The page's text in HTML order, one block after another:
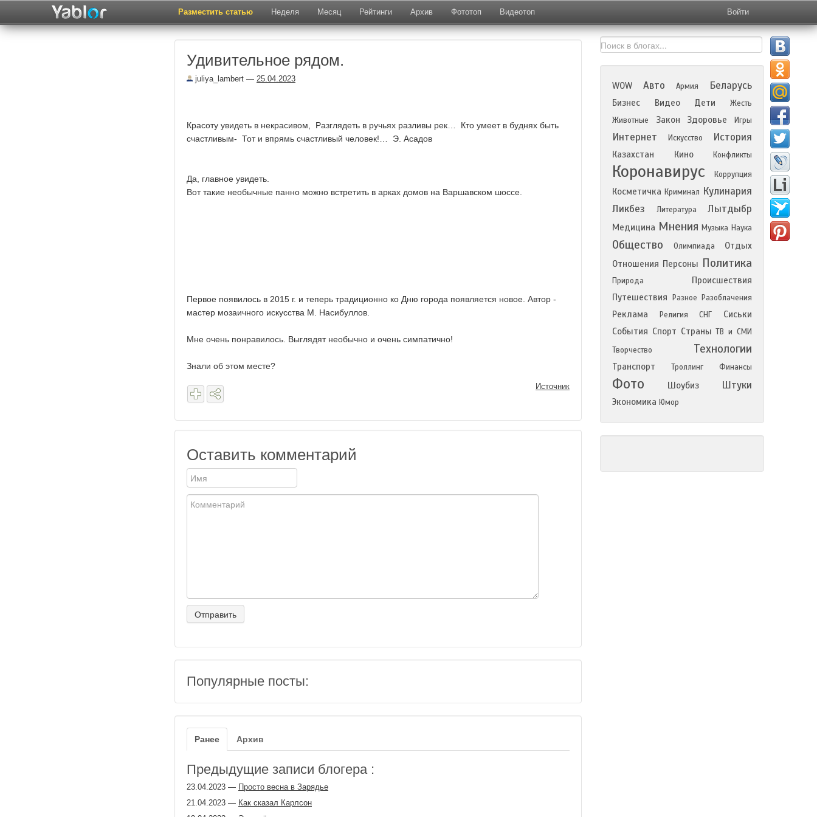
Разместить статью Неделя Месяц Рейтинги Архив Фототоп Видеотоп Войти
Удивительное рядом.
juliya_lambert — 25.04.2023
Красоту увидеть в некрасивом, Разглядеть в ручьях разливы рек… Кто умеет в буднях быть
счастливым- Тот и впрямь счастливый человек!… Э. Асадов
Да, главное увидеть.
Вот такие необычные панно можно встретить в арках домов на Варшавском шоссе.
Первое появилось в 2015 г. и теперь традиционно ко Дню города появляется новое. Автор -
мастер мозаичного искусства М. Насибуллов.
Мне очень понравилось. Выглядят необычно и очень симпатично!
Знали об этом месте?
Источник
Оставить комментарий
Популярные посты:
Ранее Архив
Предыдущие записи блогера :
23.04.2023 — Просто весна в Зарядье
21.04.2023 — Как сказал Карлсон
WOW Авто Армия Беларусь
Бизнес Видео Дети
Жесть
Животные
Закон Здоровье Игры
Интернет Искусство История
Казахстан Кино Конфликты
Коронавирус Коррупция
Косметичка Криминал Кулинария
Ликбез
Литература Лытдыбр
Медицина Мнения Музыка Наука
Общество Олимпиада
Отдых
Отношения Персоны Политика
Природа
Происшествия
Путешествия
Разное Разоблачения
Реклама Религия СНГ
Сиськи
События Спорт Страны ТВ и СМИ
Творчество
Технологии
Транспорт Троллинг Финансы
Фото Шоубиз Штуки
Экономика Юмор